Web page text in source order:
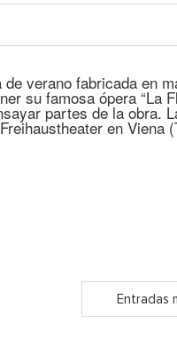
verano fabricada en
su famosa ópera “La
partes de la obra.
en Viena
Entradas